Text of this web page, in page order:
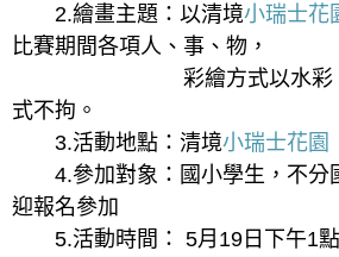
2.繪畫主題：以清境小瑞士花
比賽期間各項人、事、物，
彩繪方式以水彩、蠟
式不拘。
3.活動地點：清境小瑞士花園
4.參加對象：國小學生，不分
迎報名參加
5.活動時間： 5月19日下午1